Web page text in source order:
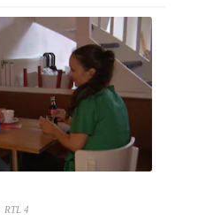
RTL 4